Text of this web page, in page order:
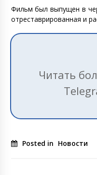
Фильм был выпущен в
отреставрированная и
Читать
Posted in Новости